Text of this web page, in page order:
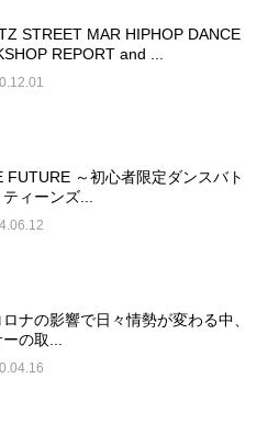
STREET MAR HIPHOP DANCE
REPORT and ...
FUTURE ～初心者限定ダンスバト
ィーンズ...
ナの影響で日々情勢が変わる中、
の取...